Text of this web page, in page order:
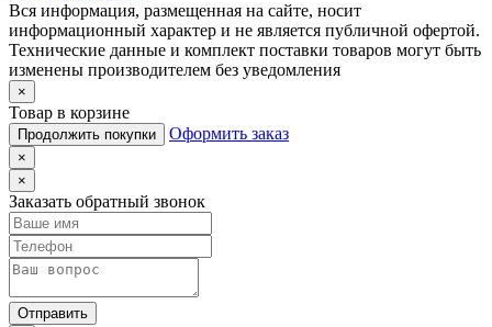
Вся информация, размещенная на сайте, носит
информационный характер и не является публичной офертой.
Технические данные и комплект поставки товаров могут быть
изменены производителем без уведомления
×
Товар в корзине
Продолжить покупки Оформить заказ
×
×
Заказать обратный звонок
Отправить